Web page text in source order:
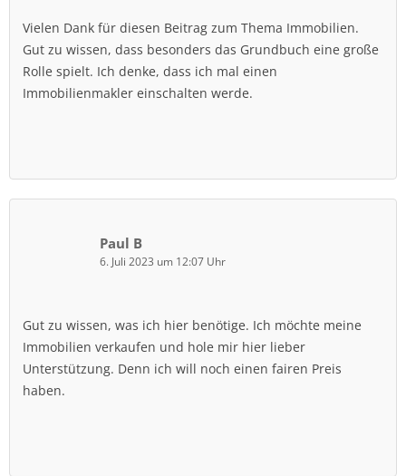
Vielen Dank für diesen Beitrag zum Thema Immobilien.
Gut zu wissen, dass besonders das Grundbuch eine große
Rolle spielt. Ich denke, dass ich mal einen
Immobilienmakler einschalten werde.
Paul B
6. Juli 2023 um 12:07 Uhr
Gut zu wissen, was ich hier benötige. Ich möchte meine
Immobilien verkaufen und hole mir hier lieber
Unterstützung. Denn ich will noch einen fairen Preis
haben.